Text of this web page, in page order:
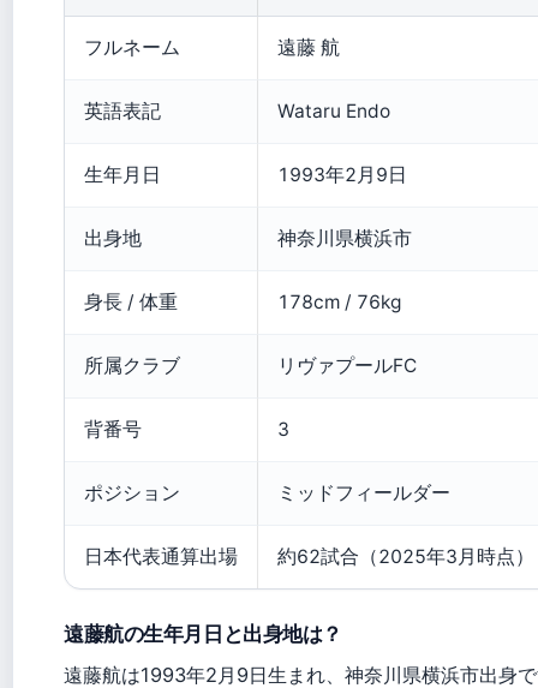
フルネーム 遠藤 航
英語表記 Wataru Endo
生年月日 1993年2月9日
出身地 神奈川県横浜市
身長 / 体重 178cm / 76kg
所属クラブ リヴァプールFC
背番号 3
ポジション ミッドフィールダー
日本代表通算出場 約62試合（2025年3月時点）
遠藤航の生年月日と出身地は？
遠藤航は1993年2月9日生まれ、神奈川県横浜市出身